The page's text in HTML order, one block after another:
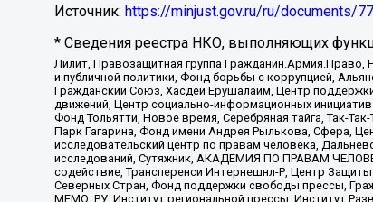
Источник: https://minjust.gov.ru/ru/documents/
* Сведения реестра НКО, выполняющих
Лилит, Правозащитная группа Гражданин.Армия.Право,
и публичной политики, Фонд борьбы с коррупцией,
Гражданский Союз, Хасдей Ерушалаим, Центр
движений, Центр социально-информационных
Фонд Тольятти, Новое время, Серебряная тайга, Так-
Парк Гагарина, Фонд имени Андрея Рылькова, Сфера,
исследовательский центр по правам человека,
исследований, Сутяжник, АКАДЕМИЯ ПО ПРАВАМ
содействие, Трансперенси Интернешнл-Р, Центр
Северных Стран, Фонд поддержки свободы прессы,
МЕМО. РУ, Институт региональной прессы, Институт